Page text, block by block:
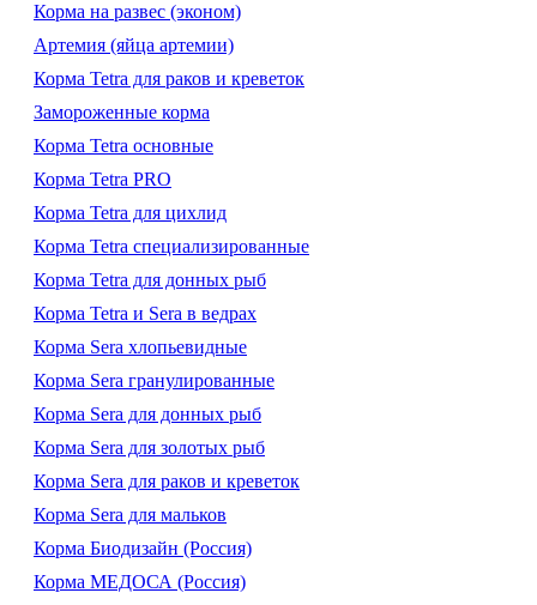
Корма на развес (эконом)
Артемия (яйца артемии)
Корма Tetra для раков и креветок
Замороженные корма
Корма Tetra основные
Корма Tetra PRO
Корма Tetra для цихлид
Корма Tetra специализированные
Корма Tetra для донных рыб
Корма Tetra и Sera в ведрах
Корма Sera хлопьевидные
Корма Sera гранулированные
Корма Sera для донных рыб
Корма Sera для золотых рыб
Корма Sera для раков и креветок
Корма Sera для мальков
Корма Биодизайн (Россия)
Корма МЕДОСА (Россия)